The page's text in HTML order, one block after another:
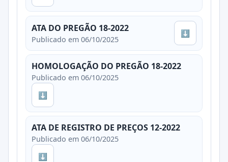
ATA DO PREGÃO 18-2022
Publicado em 06/10/2025
⬇
HOMOLOGAÇÃO DO PREGÃO 18-2022
Publicado em 06/10/2025
⬇
ATA DE REGISTRO DE PREÇOS 12-2022
Publicado em 06/10/2025
⬇